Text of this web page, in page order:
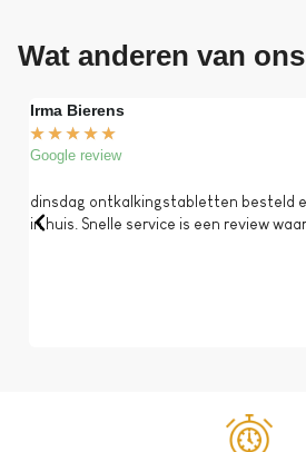
Wat anderen van
Irma Bierens
★ ★ ★ ★ ★
Google review
dinsdag ontkalkingstabletten besteld
in huis. Snelle service is een review